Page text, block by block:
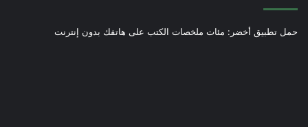
حمل تطبيق أخضر: مئات ملخصات الكتب على هاتفك بدون إنترنت